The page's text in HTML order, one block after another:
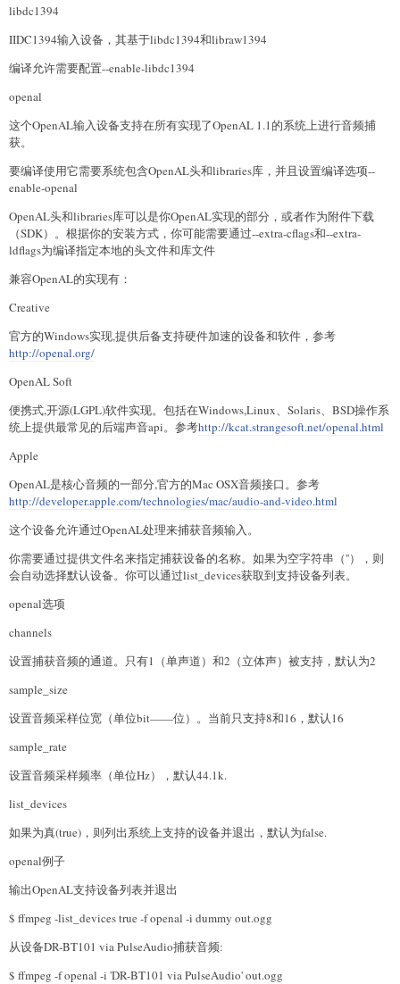
libdc1394
IIDC1394输入设备，其基于libdc1394和libraw1394
编译允许需要配置--enable-libdc1394
openal
这个OpenAL输入设备支持在所有实现了OpenAL 1.1的系统上进行音频捕
获。
要编译使用它需要系统包含OpenAL头和libraries库，并且设置编译选项--
enable-openal
OpenAL头和libraries库可以是你OpenAL实现的部分，或者作为附件下载
（SDK）。根据你的安装方式，你可能需要通过--extra-cflags和--extra-
ldflags为编译指定本地的头文件和库文件
兼容OpenAL的实现有：
Creative
官方的Windows实现,提供后备支持硬件加速的设备和软件，参考
http://openal.org/
OpenAL Soft
便携式,开源(LGPL)软件实现。包括在Windows,Linux、Solaris、BSD操作系
统上提供最常见的后端声音api。参考http://kcat.strangesoft.net/openal.html
Apple
OpenAL是核心音频的一部分,官方的Mac OSX音频接口。参考
http://developer.apple.com/technologies/mac/audio-and-video.html
这个设备允许通过OpenAL处理来捕获音频输入。
你需要通过提供文件名来指定捕获设备的名称。如果为空字符串（''），则
会自动选择默认设备。你可以通过list_devices获取到支持设备列表。
openal选项
channels
设置捕获音频的通道。只有1（单声道）和2（立体声）被支持，默认为2
sample_size
设置音频采样位宽（单位bit——位）。当前只支持8和16，默认16
sample_rate
设置音频采样频率（单位Hz），默认44.1k.
list_devices
如果为真(true)，则列出系统上支持的设备并退出，默认为false.
openal例子
输出OpenAL支持设备列表并退出
$ ffmpeg -list_devices true -f openal -i dummy out.ogg
从设备DR-BT101 via PulseAudio捕获音频:
$ ffmpeg -f openal -i 'DR-BT101 via PulseAudio' out.ogg